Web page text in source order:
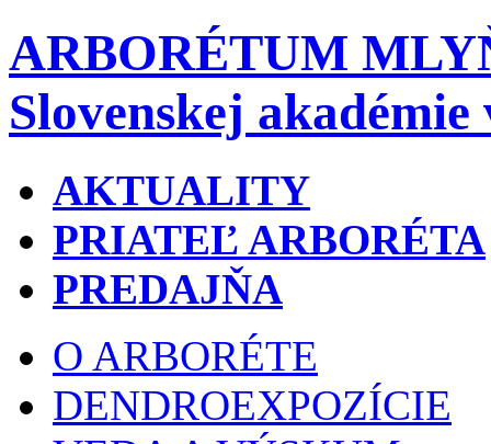
ARBORÉTUM
Slovenskej akadémie
AKTUALITY
PRIATEĽ ARBORÉTA
PREDAJŇA
O ARBORÉTE
DENDROEXPOZÍCIE